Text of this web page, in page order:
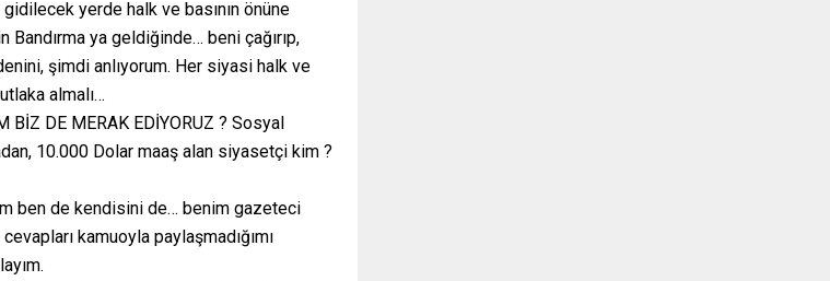
yerde halk ve basının önüne
Bandırma ya geldiğinde… beni çağırıp,
şimdi anlıyorum. Her siyasi halk ve
almalı…
BİZ DE MERAK EDİYORUZ ? Sosyal
10.000 Dolar maaş alan siyasetçi kim ?
ben de kendisini de… benim gazeteci
kamuoyla paylaşmadığımı